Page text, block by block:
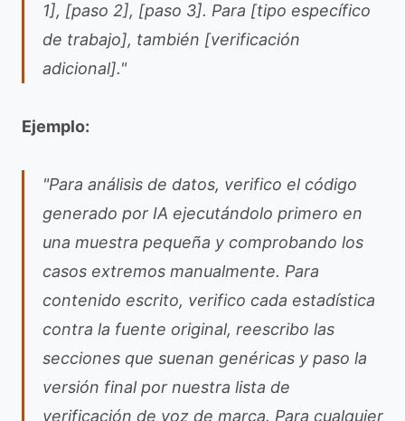
1], [paso 2], [paso 3]. Para [tipo específico
de trabajo], también [verificación
adicional]."
Ejemplo:
"Para análisis de datos, verifico el código
generado por IA ejecutándolo primero en
una muestra pequeña y comprobando los
casos extremos manualmente. Para
contenido escrito, verifico cada estadística
contra la fuente original, reescribo las
secciones que suenan genéricas y paso la
versión final por nuestra lista de
verificación de voz de marca. Para cualquier